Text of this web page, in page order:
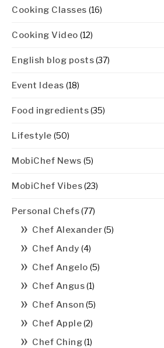
Cooking Classes (16)
Cooking Video (12)
English blog posts(37)
Event Ideas (18)
Food ingredients(35)
Lifestyle (50)
MobiChef News (5)
MobiChef Vibes(23)
Personal Chefs(77)
Chef Alexander(5)
Chef Andy (4)
Chef Angelo (5)
Chef Angus(1)
Chef Anson (5)
Chef Apple(2)
Chef Ching(1)